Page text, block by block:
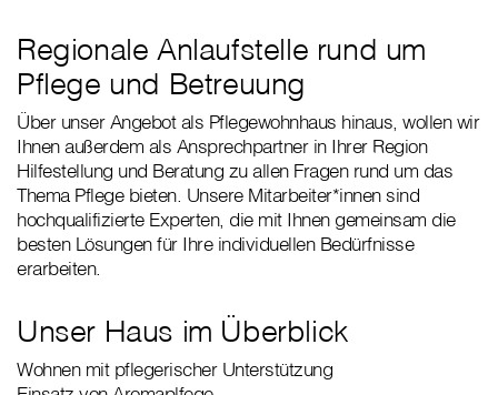
Regionale Anlaufstelle rund um
Pflege und Betreuung
Über unser Angebot als Pflegewohnhaus hinaus, wollen wir
Ihnen außerdem als Ansprechpartner in Ihrer Region
Hilfestellung und Beratung zu allen Fragen rund um das
Thema Pflege bieten. Unsere Mitarbeiter*innen sind
hochqualifizierte Experten, die mit Ihnen gemeinsam die
besten Lösungen für Ihre individuellen Bedürfnisse
erarbeiten.
Unser Haus im Überblick
Wohnen mit pflegerischer Unterstützung